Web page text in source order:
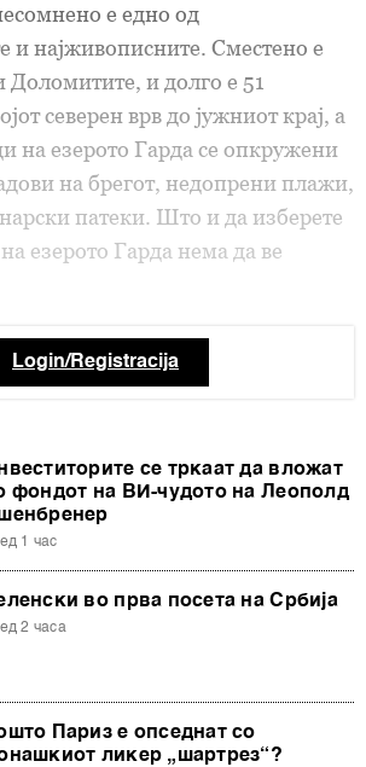
е едно од
и најживописните. Сместено е
Доломитите, и долго е 51
северен врв до јужниот крај, а
на езерото Гарда се опкружени
на брегот, недопрени плажи,
патеки. Што и да изберете
езерото Гарда нема да ве
Login/Registracija
се тркаат да вложат
фондот на ВИ-чудото на Леополд
1 час
во прва посета на Србија
2 часа
Париз е опседнат со
ликер „шартрез“?